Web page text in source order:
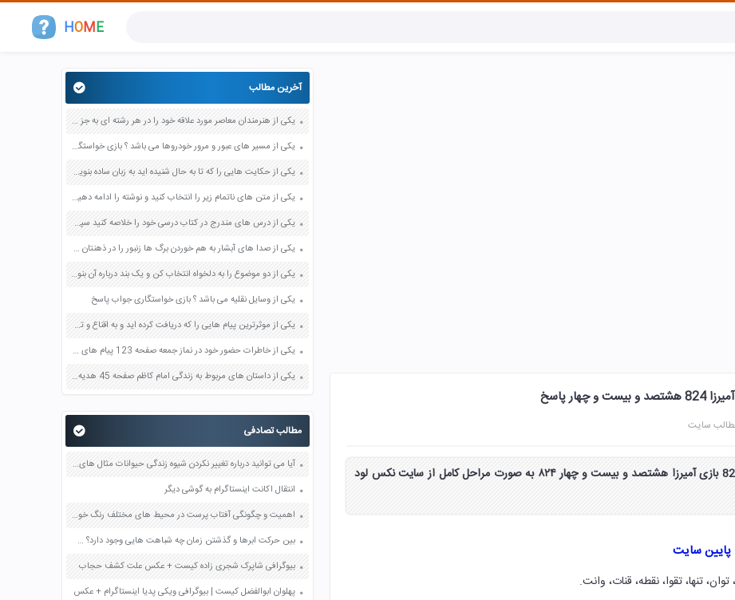
HOME
سایت
جواب و پاسخ مرحله 824 بازی آمیرزا هشتصد و بیست و چهار ۸۲۴ به صورت مراحل کامل از سایت نکس لود
سایت
تنها، تقوا، نقطه، قنات، وانت.
آخرین مطالب
یکی از هنرمندان معاصر مورد علاقه خود را در هر رشته ای به جز عکاسی صفحه 69 فرهنگ و هنر نهم
یکی از مسیر های عبور و مرور خودروها می باشد ؟ بازی خواستگاری جواب پاسخ
یکی از حکایت هایی را که تا به حال شنیده اید به زبان ساده بنویسید صفحه 97 نگارش ششم دبستان
یکی از متن های ناتمام زیر را انتخاب کنید و نوشته را ادامه دهید صفحه 73 و 74 کتاب نگارش فارسی پنجم دبستان
یکی از درس های مندرج در کتاب درسی خود را خلاصه کنید سپس متن خلاصه شده را با بهره گیری از روش های دسته بندی نمودار جدول نقشه مفهومی نشان دهید صفحه 118 نگارش یازدهم
یکی از صدا های آبشار به هم خوردن برگ ها زنبور را در ذهنتان مجسم کنید و درباره آن یک بند بنویسید صفحه 11 نگارش پنجم
یکی از دو موضوع را به دلخواه انتخاب کن و یک بند درباره آن بنویس صفحه 35 کتاب نگارش فارسی سوم
یکی از وسایل نقلیه می باشد ؟ بازی خواستگاری جواب پاسخ
یکی از موثرترین پیام هایی را که دریافت کرده اید و به اقناع و تغییری جدی در شما منجر شده است برسی کنید و علت این تاثیر گذاری قابل توجه را بنویسید صفحه 52 تفکر و سواد رسانه ای دهم
یکی از خاطرات حضور خود در نماز جمعه صفحه 123 پیام های آسمان هفتم
یکی از داستان های مربوط به زندگی امام کاظم صفحه 45 هدیه های آسمان چهارم
مطالب تصادفی
آیا می توانید درباره تغییر نکردن شیوه زندگی حیوانات مثال های دیگری بزنید صفحه 34 مطالعات اجتماعی چهارم
انتقال اکانت اینستاگرام به گوشی دیگر
اهمیت و چگونگی آفتاب پرست در محیط های مختلف رنگ خود را تغییر می دهد صفحه 149 علوم نهم
بین حرکت ابرها و گذشتن زمان چه شباهت هایی وجود دارد؟ صفحه 86 پیام های آسمان هشتم
بیوگرافی شاپرک شجری زاده کیست + عکس علت کشف حجاب
پهلوان ابوالفضل کیست | بیوگرافی ویکی پدیا اینستاگرام + عکس